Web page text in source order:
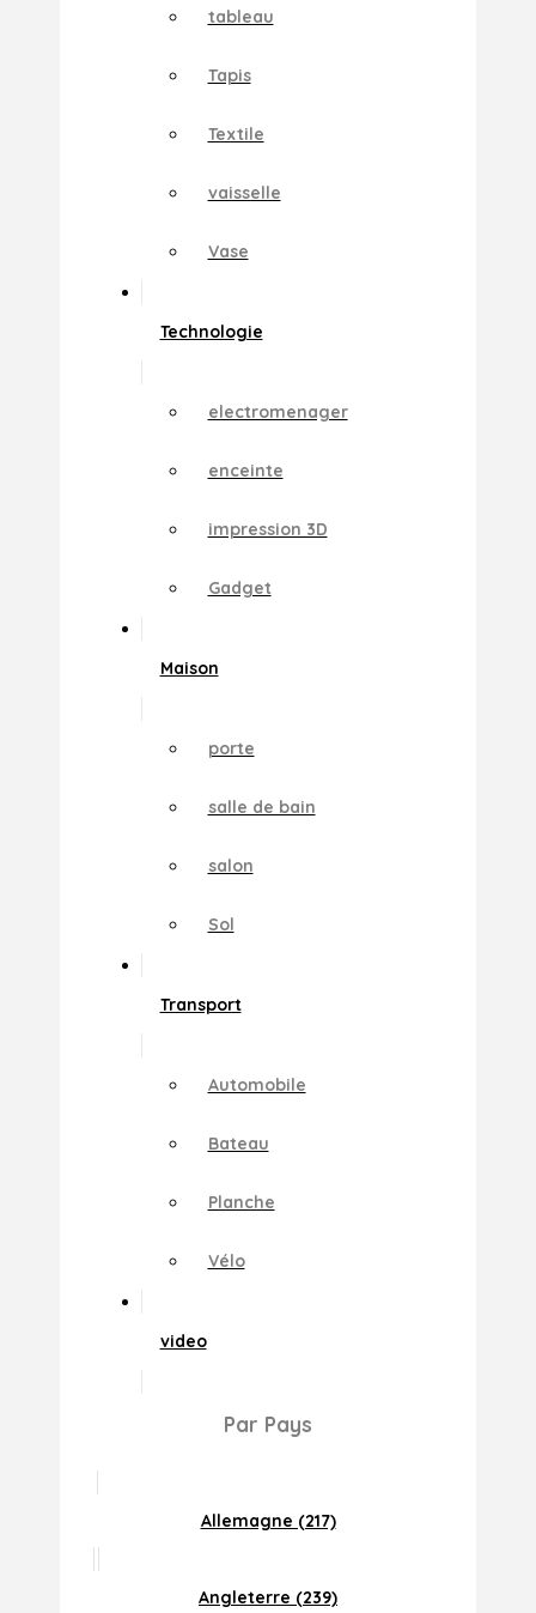
tableau
Tapis
Textile
vaisselle
Vase
Technologie
electromenager
enceinte
impression 3D
Gadget
Maison
porte
salle de bain
salon
Sol
Transport
Automobile
Bateau
Planche
Vélo
video
Par Pays
Allemagne (217)
Angleterre (239)